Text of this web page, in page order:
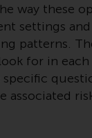
Zugang zu
über
nach
way these
settings
patterns.
for in
associated